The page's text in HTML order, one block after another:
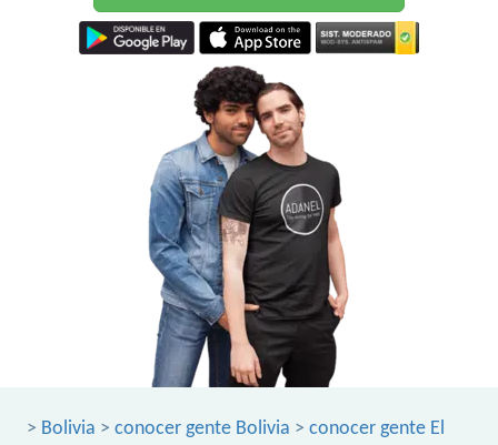
> Bolivia > conocer gente Bolivia > conocer gente El